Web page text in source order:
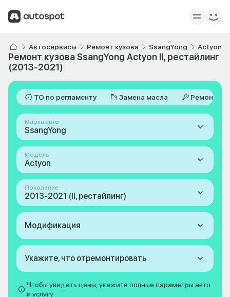
Автосервисы Ремонт кузова SsangYong Actyon
Ремонт кузова SsangYong Actyon II, рестайлинг
(2013-2021)
ТО по регламенту Замена масла Ремонт
Марка авто
SsangYong
Модель
Actyon
Поколение
2013-2021 (II, рестайлинг)
Модификация
Укажите, что отремонтировать
Чтобы увидеть цены, укажите полные параметры авто
и услугу